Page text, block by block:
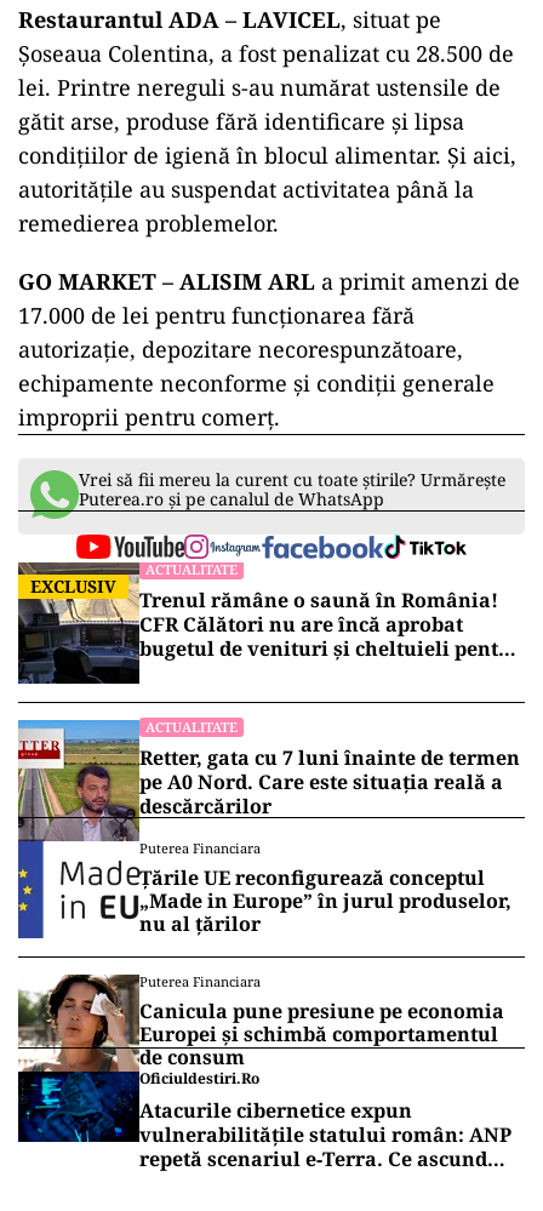
Restaurantul ADA – LAVICEL, situat pe
Șoseaua Colentina, a fost penalizat cu 28.500 de
lei. Printre nereguli s-au numărat ustensile de
gătit arse, produse fără identificare și lipsa
condițiilor de igienă în blocul alimentar. Și aici,
autoritățile au suspendat activitatea până la
remedierea problemelor.
GO MARKET – ALISIM ARL a primit amenzi de
17.000 de lei pentru funcționarea fără
autorizație, depozitare necorespunzătoare,
echipamente neconforme și condiții generale
improprii pentru comerț.
Vrei să fii mereu la curent cu toate știrile? Urmărește
Puterea.ro și pe canalul de WhatsApp
EXCLUSIV
ACTUALITATE
Trenul rămâne o saună în România!
CFR Călători nu are încă aprobat
bugetul de venituri și cheltuieli pentru
ACTUALITATE
Retter, gata cu 7 luni înainte de termen
pe A0 Nord. Care este situația reală a
descărcărilor
Puterea Financiara
Țările UE reconfigurează conceptul
„Made in Europe” în jurul produselor,
nu al țărilor
Puterea Financiara
Canicula pune presiune pe economia
Europei și schimbă comportamentul
de consum
Oficiuldestiri.ro
Atacurile cibernetice expun
vulnerabilitățile statului român: ANP
repetă scenariul e‑Terra. Ce ascund